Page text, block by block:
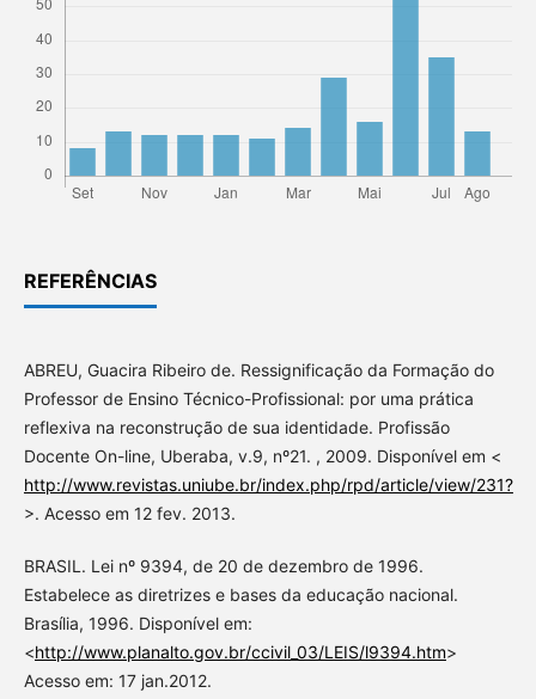
REFERÊNCIAS
ABREU, Guacira Ribeiro de. Ressignificação da Formação do
Professor de Ensino Técnico-Profissional: por uma prática
reflexiva na reconstrução de sua identidade. Profissão
Docente On-line, Uberaba, v.9, nº21. , 2009. Disponível em <
http://www.revistas.uniube.br/index.php/rpd/article/view/231?
>. Acesso em 12 fev. 2013.
BRASIL. Lei nº 9394, de 20 de dezembro de 1996.
Estabelece as diretrizes e bases da educação nacional.
Brasília, 1996. Disponível em:
<http://www.planalto.gov.br/ccivil_03/LEIS/l9394.htm>
Acesso em: 17 jan.2012.